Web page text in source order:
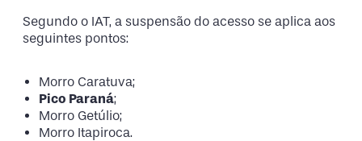
Segundo o IAT, a suspensão do acesso se aplica aos
seguintes pontos:
Morro Caratuva;
Pico Paraná;
Morro Getúlio;
Morro Itapiroca.